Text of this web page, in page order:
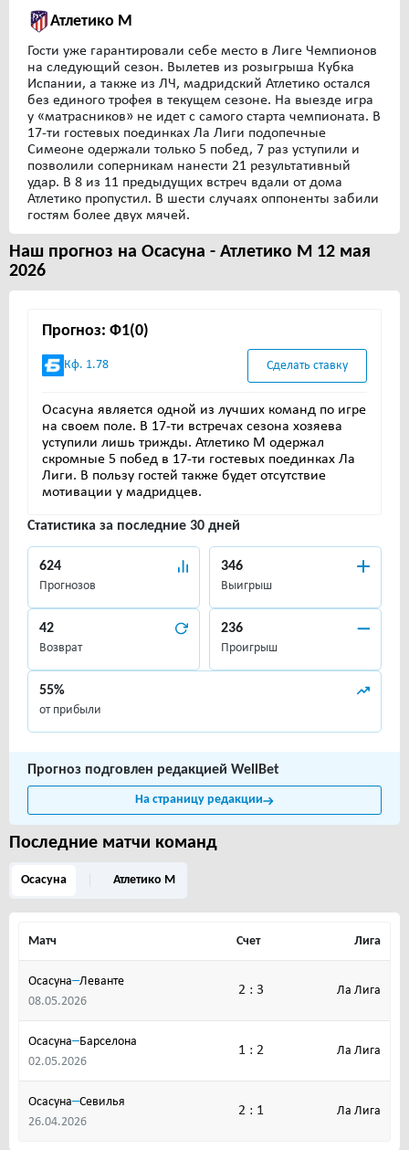
Атлетико М
Гости уже гарантировали себе место в Лиге Чемпионов
на следующий сезон. Вылетев из розыгрыша Кубка
Испании, а также из ЛЧ, мадридский Атлетико остался
без единого трофея в текущем сезоне. На выезде игра
у «матрасников» не идет с самого старта чемпионата. В
17-ти гостевых поединках Ла Лиги подопечные
Симеоне одержали только 5 побед, 7 раз уступили и
позволили соперникам нанести 21 результативный
удар. В 8 из 11 предыдущих встреч вдали от дома
Атлетико пропустил. В шести случаях оппоненты забили
гостям более двух мячей.
Наш прогноз на Осасуна - Атлетико М 12 мая
2026
Прогноз: Ф1(0)
Кф. 1.78 Сделать ставку
Осасуна является одной из лучших команд по игре
на своем поле. В 17-ти встречах сезона хозяева
уступили лишь трижды. Атлетико М одержал
скромные 5 побед в 17-ти гостевых поединках Ла
Лиги. В пользу гостей также будет отсутствие
мотивации у мадридцев.
Статистика за последние 30 дней
624
Прогнозов
346
Выигрыш
42
Возврат
236
Проигрыш
55%
от прибыли
Прогноз подговлен редакцией WellBet
На страницу редакции
Последние матчи команд
Осасуна Атлетико М
Матч Счет Лига
Осасуна–Леванте
08.05.2026
2 : 3 Ла Лига
Осасуна–Барселона
02.05.2026
1 : 2 Ла Лига
Осасуна–Cевилья
26.04.2026
2 : 1 Ла Лига